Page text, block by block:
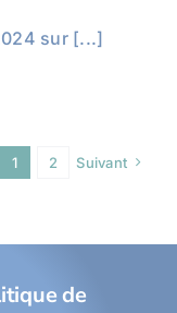
sur [...]
1 2 Suivant
de